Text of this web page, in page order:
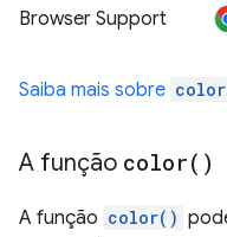
Browser Support
Saiba mais sobre
A função color( )
A função color()